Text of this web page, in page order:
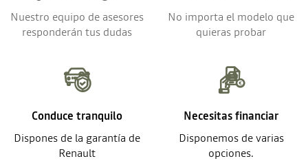
Nuestro equipo de asesores
responderán tus dudas
No importa el modelo que
quieras probar
Conduce tranquilo
Dispones de la garantía de
Renault
Necesitas financiar
Disponemos de varias
opciones.